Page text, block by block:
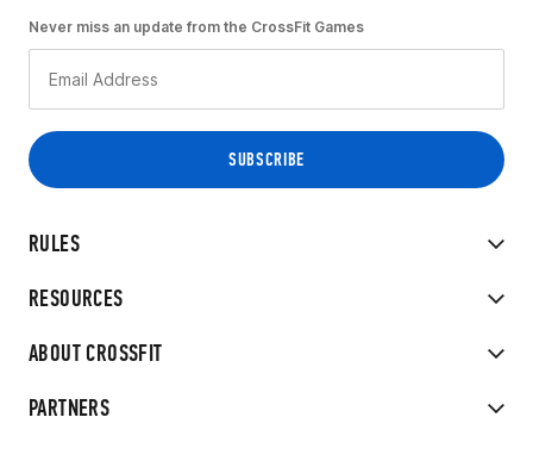
RULES
RESOURCES
ABOUT CROSSFIT
PARTNERS
Never miss an update from the CrossFit Games